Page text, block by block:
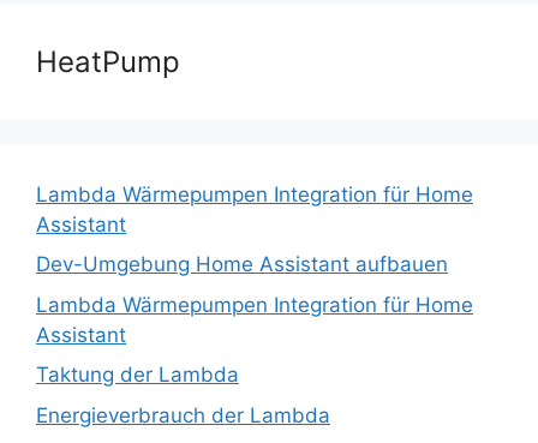
HeatPump
Lambda Wärmepumpen Integration für Home
Assistant
Dev-Umgebung Home Assistant aufbauen
Lambda Wärmepumpen Integration für Home
Assistant
Taktung der Lambda
Energieverbrauch der Lambda